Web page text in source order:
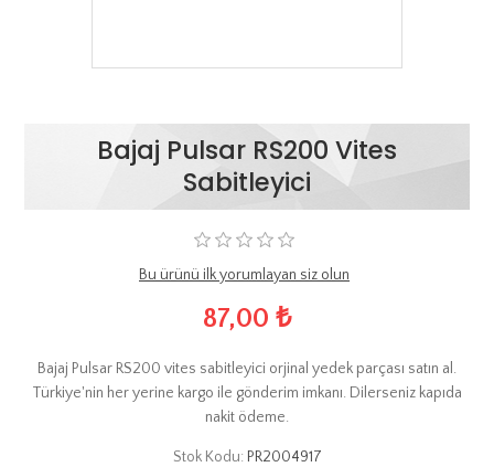
Bajaj Pulsar RS200 Vites
Sabitleyici
Bu ürünü ilk yorumlayan siz olun
87,00 ₺
Bajaj Pulsar RS200 vites sabitleyici orjinal yedek parçası satın al.
Türkiye'nin her yerine kargo ile gönderim imkanı. Dilerseniz kapıda
nakit ödeme.
Stok Kodu: PR2004917